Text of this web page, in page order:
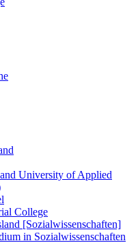
University of Applied
College
[Sozialwissenschaften]
in Sozialwissenschaften